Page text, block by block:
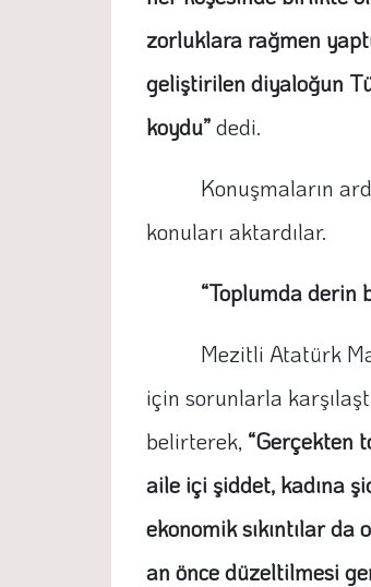
zorluklara rağmen
geliştirilen diyaloğun
koydu”dedi.
Konuşmaların
konuları aktardılar.
“Toplumda derin
Mezitli Atatürk
için sorunlarla
belirterek, “Gerçekten
aile içi şiddet, kadına
ekonomik sıkıntılar
an önce düzeltilmesi